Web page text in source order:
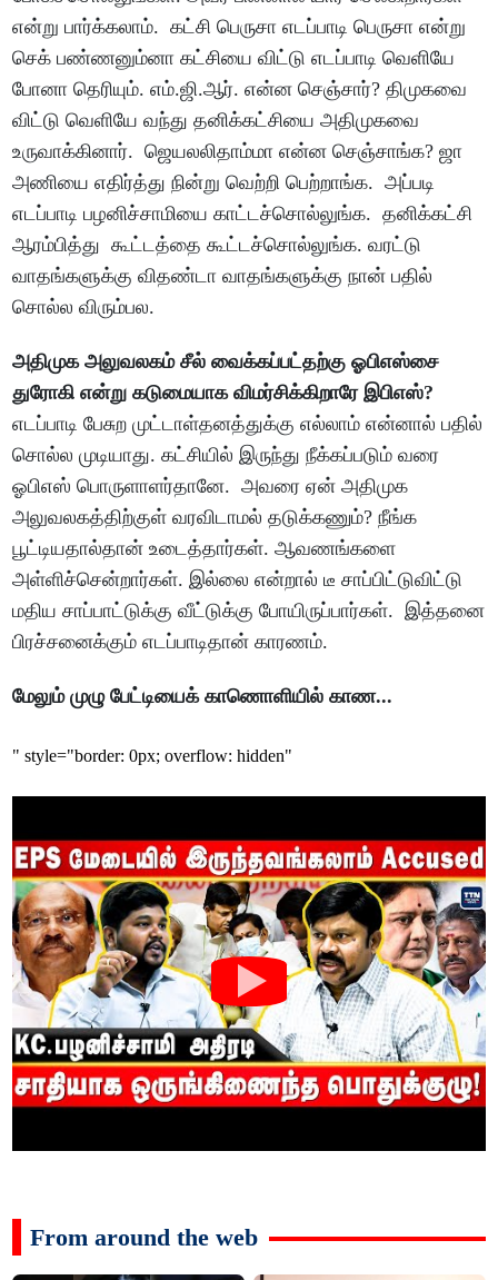
என்று பார்க்கலாம். கட்சி பெருசா எடப்பாடி பெருசா என்று
செக் பண்ணனும்னா கட்சியை விட்டு எடப்பாடி வெளியே
போனா தெரியும். எம்.ஜி.ஆர். என்ன செஞ்சார்? திமுகவை
விட்டு வெளியே வந்து தனிக்கட்சியை அதிமுகவை
உருவாக்கினார். ஜெயலலிதாம்மா என்ன செஞ்சாங்க? ஜா
அணியை எதிர்த்து நின்று வெற்றி பெற்றாங்க. அப்படி
எடப்பாடி பழனிச்சாமியை காட்டச்சொல்லுங்க. தனிக்கட்சி
ஆரம்பித்து கூட்டத்தை கூட்டச்சொல்லுங்க. வரட்டு
வாதங்களுக்கு விதண்டா வாதங்களுக்கு நான் பதில்
சொல்ல விரும்பல.
அதிமுக அலுவலகம் சீல் வைக்கப்பட்தற்கு ஓபிஎஸ்சை
துரோகி என்று கடுமையாக விமர்சிக்கிறாரே இபிஎஸ்?
எடப்பாடி பேசுற முட்டாள்தனத்துக்கு எல்லாம் என்னால் பதில்
சொல்ல முடியாது. கட்சியில் இருந்து நீக்கப்படும் வரை
ஓபிஎஸ் பொருளாளர்தானே. அவரை ஏன் அதிமுக
அலுவலகத்திற்குள் வரவிடாமல் தடுக்கணும்? நீங்க
பூட்டியதால்தான் உடைத்தார்கள். ஆவணங்களை
அள்ளிச்சென்றார்கள். இல்லை என்றால் டீ சாப்பிட்டுவிட்டு
மதிய சாப்பாட்டுக்கு வீட்டுக்கு போயிருப்பார்கள். இத்தனை
பிரச்சனைக்கும் எடப்பாடிதான் காரணம்.
மேலும் முழு பேட்டியைக் காணொளியில் காண...
From around the web